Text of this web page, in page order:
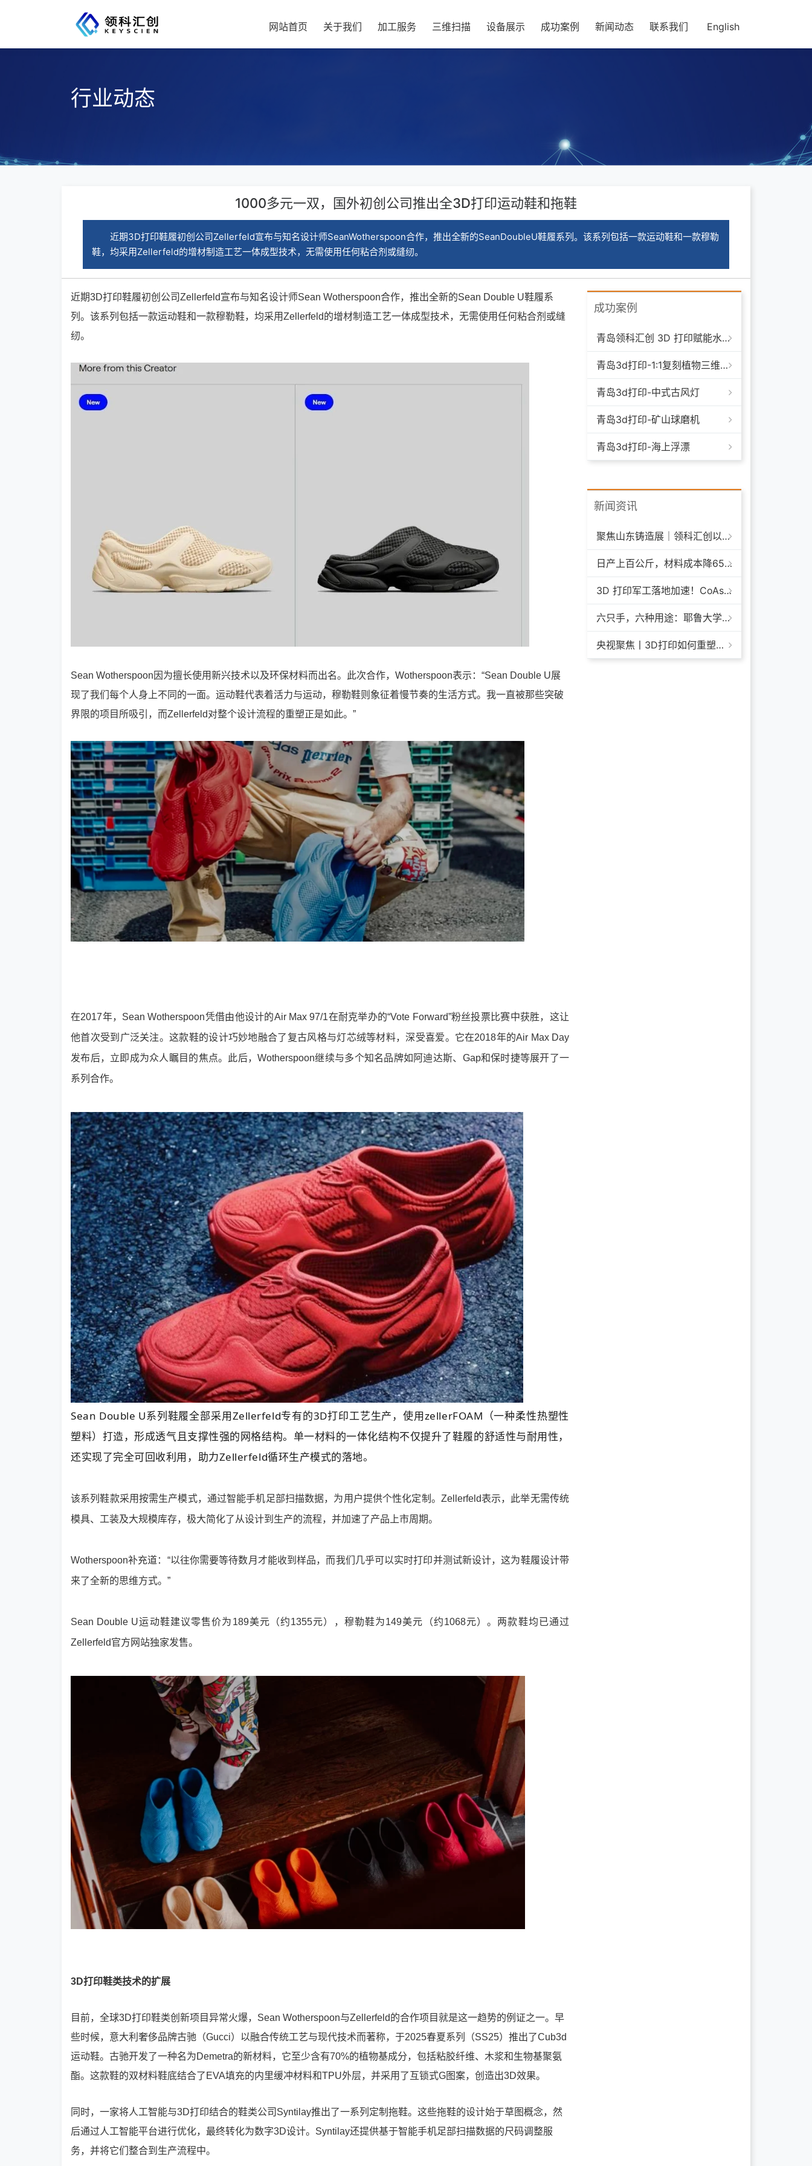
网站首页 关于我们 加工服务 三维扫描 设备展示 成功案例 新闻动态 联系我们 English
行业动态
1000多元一双，国外初创公司推出全3D打印运动鞋和拖鞋
近期3D打印鞋履初创公司Zellerfeld宣布与知名设计师SeanWotherspoon合作，推出全新的SeanDoubleU鞋履系列。该系列包括一款运动鞋和一款穆勒
鞋，均采用Zellerfeld的增材制造工艺一体成型技术，无需使用任何粘合剂或缝纫。
近期3D打印鞋履初创公司Zellerfeld宣布与知名设计师Sean Wotherspoon合作，推出全新的Sean Double U鞋履系
列。该系列包括一款运动鞋和一款穆勒鞋，均采用Zellerfeld的增材制造工艺一体成型技术，无需使用任何粘合剂或缝
纫。
Sean Wotherspoon因为擅长使用新兴技术以及环保材料而出名。此次合作，Wotherspoon表示：“Sean Double U展
现了我们每个人身上不同的一面。运动鞋代表着活力与运动，穆勒鞋则象征着慢节奏的生活方式。我一直被那些突破
界限的项目所吸引，而Zellerfeld对整个设计流程的重塑正是如此。”
在2017年，Sean Wotherspoon凭借由他设计的Air Max 97/1在耐克举办的“Vote Forward”粉丝投票比赛中获胜，这让
他首次受到广泛关注。这款鞋的设计巧妙地融合了复古风格与灯芯绒等材料，深受喜爱。它在2018年的Air Max Day
发布后，立即成为众人瞩目的焦点。此后，Wotherspoon继续与多个知名品牌如阿迪达斯、Gap和保时捷等展开了一
系列合作。
Sean Double U系列鞋履全部采用Zellerfeld专有的3D打印工艺生产，使用zellerFOAM（一种柔性热塑性
塑料）打造，形成透气且支撑性强的网格结构。单一材料的一体化结构不仅提升了鞋履的舒适性与耐用性，
还实现了完全可回收利用，助力Zellerfeld循环生产模式的落地。
该系列鞋款采用按需生产模式，通过智能手机足部扫描数据，为用户提供个性化定制。Zellerfeld表示，此举无需传统
模具、工装及大规模库存，极大简化了从设计到生产的流程，并加速了产品上市周期。
Wotherspoon补充道：“以往你需要等待数月才能收到样品，而我们几乎可以实时打印并测试新设计，这为鞋履设计带
来了全新的思维方式。”
Sean Double U运动鞋建议零售价为189美元（约1355元），穆勒鞋为149美元（约1068元）。两款鞋均已通过
Zellerfeld官方网站独家发售。
3D打印鞋类技术的扩展
目前，全球3D打印鞋类创新项目异常火爆，Sean Wotherspoon与Zellerfeld的合作项目就是这一趋势的例证之一。早
些时候，意大利奢侈品牌古驰（Gucci）以融合传统工艺与现代技术而著称，于2025春夏系列（SS25）推出了Cub3d
运动鞋。古驰开发了一种名为Demetra的新材料，它至少含有70%的植物基成分，包括粘胶纤维、木浆和生物基聚氨
酯。这款鞋的双材料鞋底结合了EVA填充的内里缓冲材料和TPU外层，并采用了互锁式G图案，创造出3D效果。
同时，一家将人工智能与3D打印结合的鞋类公司Syntilay推出了一系列定制拖鞋。这些拖鞋的设计始于草图概念，然
后通过人工智能平台进行优化，最终转化为数字3D设计。Syntilay还提供基于智能手机足部扫描数据的尺码调整服
务，并将它们整合到生产流程中。
成功案例
青岛领科汇创 3D 打印赋能水下清洁机器人：突破传统制造，深耕海洋智能装备新场景
青岛3d打印-1:1复刻植物三维模型
青岛3d打印-中式古风灯
青岛3d打印-矿山球磨机
青岛3d打印-海上浮漂
新闻资讯
聚焦山东铸造展｜领科汇创以 3D 打印技术赋能铸造模具革新
日产上百公斤，材料成本降65%+，领科汇创FGF颗粒料3D打印机
3D 打印军工落地加速！CoAspire 入选美军 FAMM 导弹项目，RAACM 巡航导弹依托增材制造推进量产
六只手，六种用途：耶鲁大学开发成本仅几百美元的3D打印多功能假肢套装
央视聚焦丨3D打印如何重塑航天制造——1毫米